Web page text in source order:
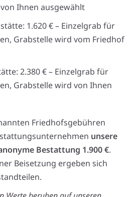
Ihnen ausgewählt
1.620 € – Einzelgrab für
Grabstelle wird vom Friedhof
2.380 € – Einzelgrab für
Grabstelle wird von Ihnen
Friedhofsgebühren
unsere
Bestattung 1.900 €.
Beisetzung ergeben sich